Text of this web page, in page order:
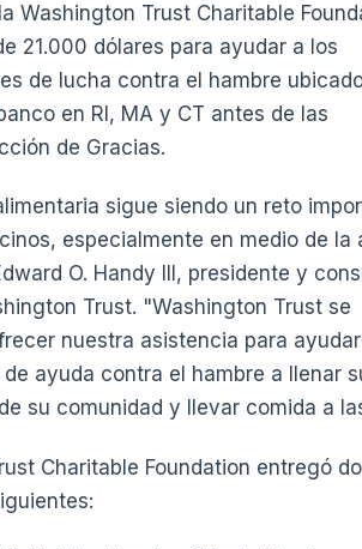
Washington Trust Charitable
21.000 dólares para ayudar a los
de lucha contra el hambre
en RI, MA y CT antes de las
de Gracias.
sigue siendo un reto
especialmente en medio de la
O. Handy III, presidente y
Trust. "Washington Trust se
nuestra asistencia para
ayuda contra el hambre a llenar
su comunidad y llevar comida a
Charitable Foundation entregó